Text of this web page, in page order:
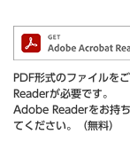
PDF形式のファイルを
Readerが必要です。
Adobe Readerをお持
てください。（無料）